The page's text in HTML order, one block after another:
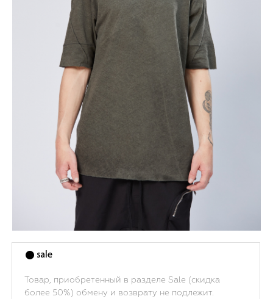
Товар, приобретенный в разделе Sale (скидка
более 50%) обмену и возврату не подлежит.